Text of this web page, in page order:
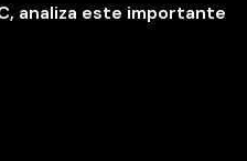
analiza este importante